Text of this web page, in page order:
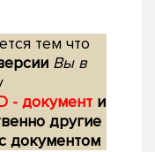
тем что
Вы в
- документ и
другие
документом